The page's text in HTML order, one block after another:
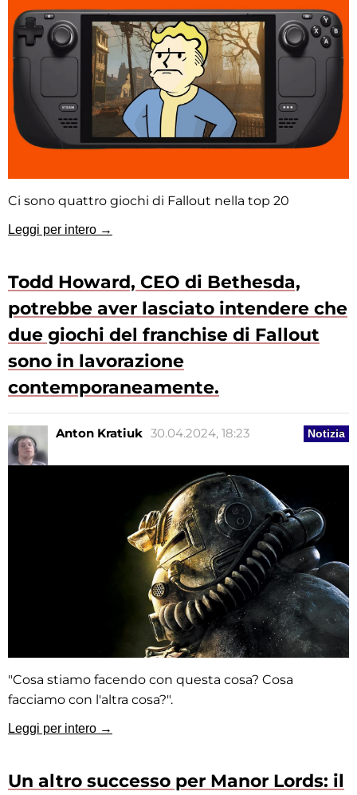
Ci sono quattro giochi di Fallout nella top 20
Leggi per intero →
Todd Howard, CEO di Bethesda,
potrebbe aver lasciato intendere che
due giochi del franchise di Fallout
sono in lavorazione
contemporaneamente.
Notizia
Anton Kratiuk 30.04.2024, 18:23
"Cosa stiamo facendo con questa cosa? Cosa
facciamo con l'altra cosa?".
Leggi per intero →
Un altro successo per Manor Lords: il